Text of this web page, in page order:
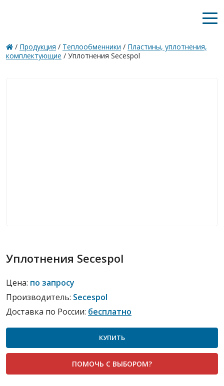
/ Продукция / Теплообменники / Пластины, уплотнения,
комплектующие / Уплотнения Secespol
Уплотнения Secespol
Цена: по запросу
Производитель: Secespol
Доставка по России: бесплатно
КУПИТЬ
ПОМОЧЬ С ВЫБОРОМ?